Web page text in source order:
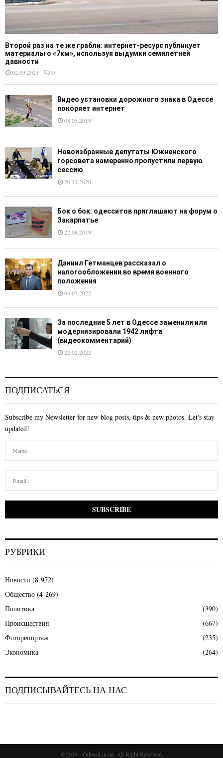
Второй раз на те же грабли: интернет-ресурс публикует
материалы о «7км», используя выдумки семилетней
давности
02.09.2021
0
Видео установки дорожного знака в Одессе
покоряет интернет
08.05.2019
Новоизбранные депутаты Южненского
горсовета намеренно пропустили первую
сессию
20.11.2020
Бок о бок: одесситов приглашают на форум о
Закарпатье
22.08.2019
Даниил Гетманцев рассказал о
налогообложении во время военного
положения
04.03.2022
За последние 5 лет в Одессе заменили или
модернизировали 1942 лифта
(видеокомментарий)
22.02.2022
ПОДПИСАТЬСЯ
Subscribe my Newsletter for new blog posts, tips & new photos. Let's stay
updated!
РУБРИКИ
Новости (8 972)
Общество (4 269)
Политика
(390)
Происшествия
(667)
Фоторепортаж
(235)
Экономика
(264)
ПОДПИСЫВАЙТЕСЬ НА НАС
@2019 - Odessit.in.ua. All Right Reserved.